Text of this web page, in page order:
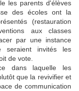
les parents d'élèves
des écoles ont la
(restauration
aux classes
par une instance
seraient invités les
de vote.
dans laquelle les
que la revivifier et
de communication